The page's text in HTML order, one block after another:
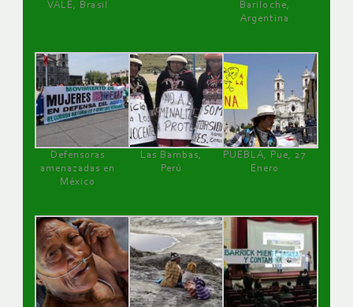
VALE, Brasil
Bariloche,
Argentina
Defensoras
amenazadas en
México
Las Bambas,
Perú
PUEBLA, Pue, 27
Enero